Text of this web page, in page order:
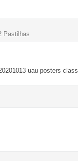
Pastilhas
uau-posters-